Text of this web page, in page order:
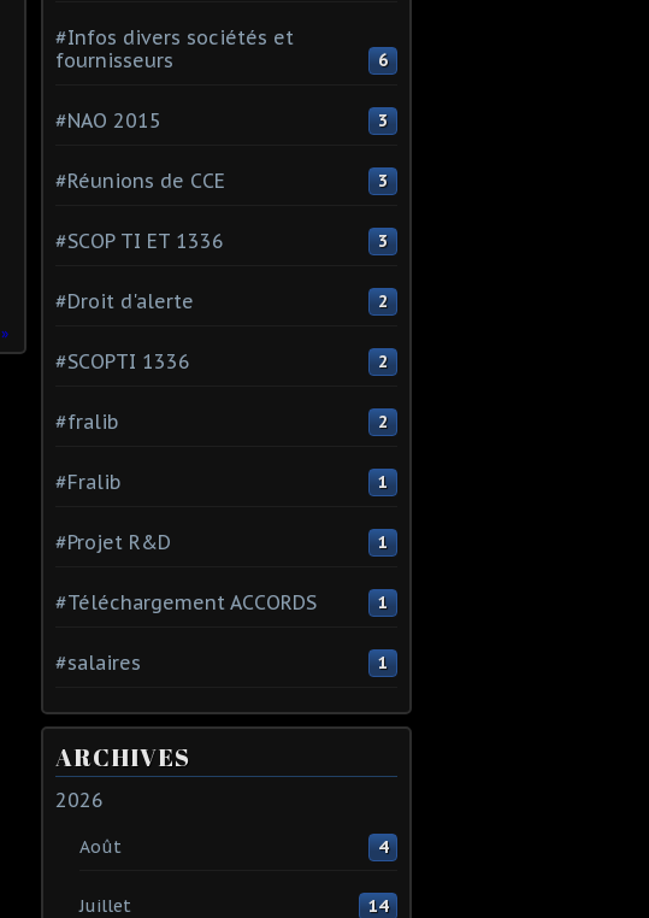
#Infos divers sociétés et
fournisseurs
6
#NAO 2015 3
#Réunions de CCE 3
#SCOP TI ET 1336 3
#Droit d'alerte 2
#SCOPTI 1336 2
#fralib 2
#Fralib 1
#Projet R&D 1
#Téléchargement ACCORDS 1
#salaires 1
ARCHIVES
2026
Août 4
Juillet 14